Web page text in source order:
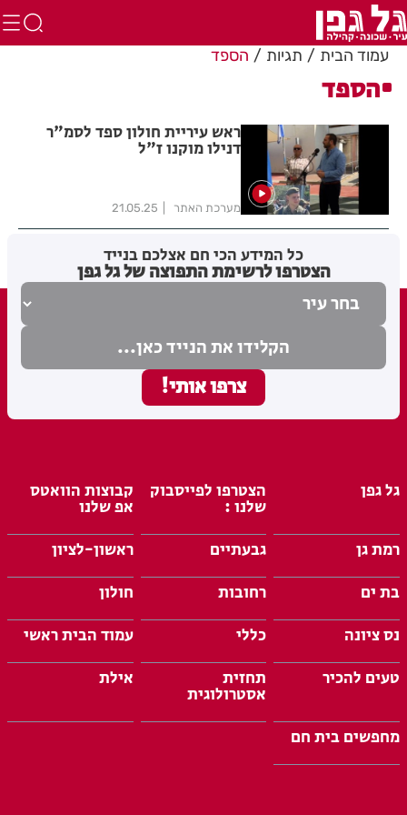
עמוד הבית תגיות הספד
הספד
ראש עיריית חולון ספד לסמ"ר
דנילו מוקנו ז"ל
מערכת האתר 21.05.25
כל המידע הכי חם אצלכם בנייד
הצטרפו לרשימת התפוצה של גל גפן
גל גפן הצטרפו לפייסבוק
שלנו :
קבוצות הוואטס
אפ שלנו
רמת גן
גבעתיים
ראשון-לציון
בת ים
רחובות
חולון
נס ציונה
כללי
עמוד הבית ראשי
טעים להכיר
תחזית
אסטרולוגית
אילת
מחפשים בית חם